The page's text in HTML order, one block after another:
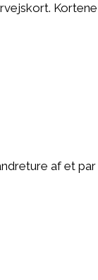
af et par